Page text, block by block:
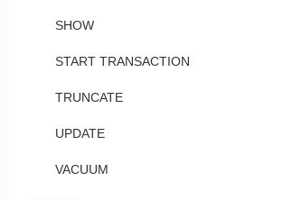
SHOW
START TRANSACTION
TRUNCATE
UPDATE
VACUUM